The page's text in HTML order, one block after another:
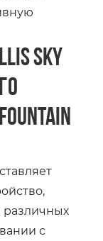
Sky
различных
с